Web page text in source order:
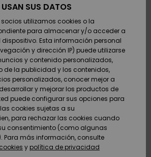
Zapatos y
chanclas
Surf
Snow
Novedades
Zapatos y
chanclas
Surf
Snow
Novedades
Destacados
Snow
Highlights
Comunidad
Snow Niños
Tienda
Snow Mujer
Destacados
Comunidad
Outlet
Mujer
Devoluciones
Pago
Tarjeta de
regalo
Quiksilver
Freedom
Protección de
datos
personales
SUS DATOS
utilizamos cookies o la
para almacenar y/o acceder a
Esta información personal
y dirección IP) puede utilizarse
y contenido personalizados,
de la publicidad y los contenidos,
personalizados, conocer mejor a
y mejorar los productos de
puede configurar sus opciones para
cookies sujetas a su
para rechazar las cookies cuando
consentimiento (como algunas
Para más información, consulte
y política de privacidad